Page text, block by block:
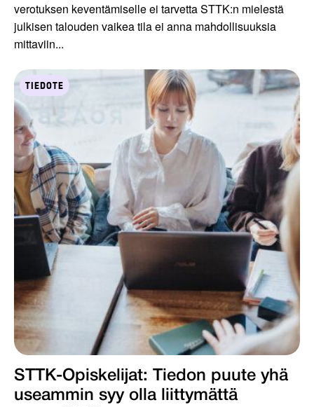
verotuksen keventämiselle ei tarvetta STTK:n mielestä
julkisen talouden vaikea tila ei anna mahdollisuuksia
mittaviin...
TIEDOTE
STTK-Opiskelijat: Tiedon puute yhä
useammin syy olla liittymättä